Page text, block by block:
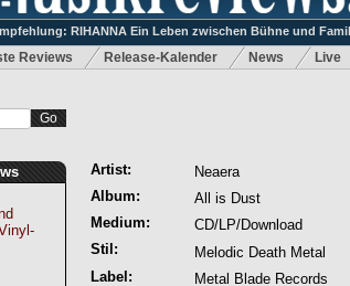
RIHANNA Ein Leben zwischen Bühne und
Reviews Release-Kalender News Live
Artist:
Neaera
Album:
All is Dust
Medium:
CD/LP/Download
Stil:
Melodic Death Metal
Label:
Metal Blade Records